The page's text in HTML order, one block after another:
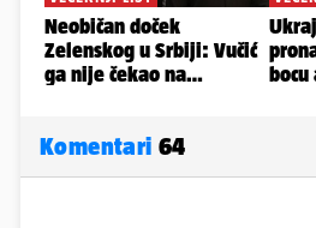
Komentari 64